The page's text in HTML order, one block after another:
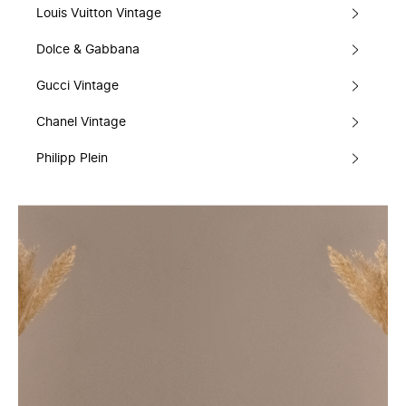
Louis Vuitton Vintage
Dolce & Gabbana
Gucci Vintage
Chanel Vintage
Philipp Plein